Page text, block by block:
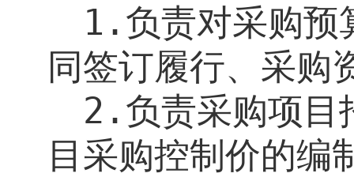
1. 负责对采购预
同签订履行、采购
2. 负责采购项目
目采购控制价的编